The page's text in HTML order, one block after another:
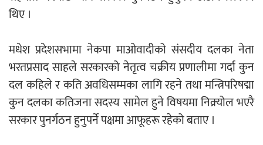
थिए ।
मधेश प्रदेशसभामा नेकपा माओवादीको संसदीय दलका नेता
भरतप्रसाद साहले सरकारको नेतृत्व चक्रीय प्रणालीमा गर्दा कुन
दल कहिले र कति अवधिसम्मका लागि रहने तथा मन्त्रिपरिषद्मा
कुन दलका कतिजना सदस्य सामेल हुने विषयमा निक्र्योल भएरै
सरकार पुनर्गठन हुनुपर्ने पक्षमा आफूहरू रहेको बताए ।